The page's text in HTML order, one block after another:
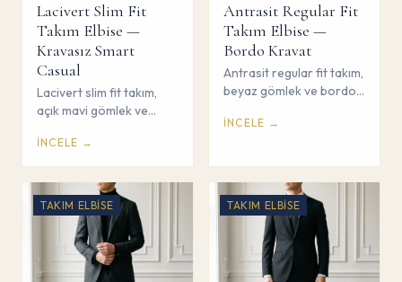
Lacivert Slim Fit
Takım Elbise —
Kravasız Smart
Casual
Lacivert slim fit takım,
açık mavi gömlek ve
kombin. Çorum Savaş
Giyim.
İNCELE →
Antrasit Regular Fit
Takım Elbise —
Bordo Kravat
Antrasit regular fit takım,
beyaz gömlek ve bordo
profesyonel duruş.
İNCELE →
TAKIM ELBISE TAKIM ELBISE